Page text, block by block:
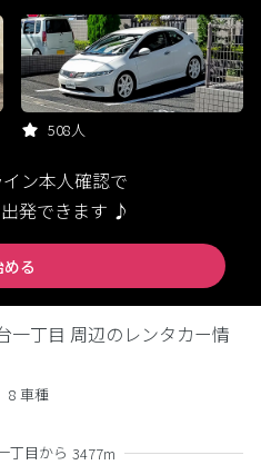
508人
ン本人確認で
発できます ♪
める
一丁目 周辺のレンタカー情
8 車種
丁目から 3477m